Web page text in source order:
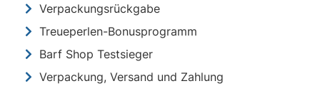
Verpackungsrückgabe
Treueperlen-Bonusprogramm
Barf Shop Testsieger
Verpackung, Versand und Zahlung